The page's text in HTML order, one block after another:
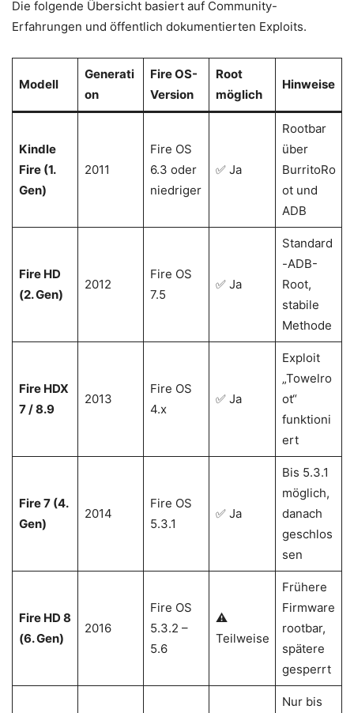
Die folgende Übersicht basiert auf Community-
Erfahrungen und öffentlich dokumentierten Exploits.
Modell
Generati
on
Fire OS-
Version
Root
möglich
Hinweise
Kindle
Fire (1.
Gen)
2011
Fire OS
6.3 oder
niedriger
✅ Ja
Rootbar
über
BurritoRo
ot und
ADB
Fire HD
(2. Gen)
2012
Fire OS
7.5
✅ Ja
Standard
-ADB-
Root,
stabile
Methode
Fire HDX
7 / 8.9
2013
Fire OS
4.x
✅ Ja
Exploit
„Towelro
ot“
funktioni
ert
Fire 7 (4.
Gen)
2014
Fire OS
5.3.1
✅ Ja
Bis 5.3.1
möglich,
danach
geschlos
sen
Fire HD 8
(6. Gen)
2016
Fire OS
5.3.2 –
5.6
⚠️
Teilweise
Frühere
Firmware
rootbar,
spätere
gesperrt
Nur bis